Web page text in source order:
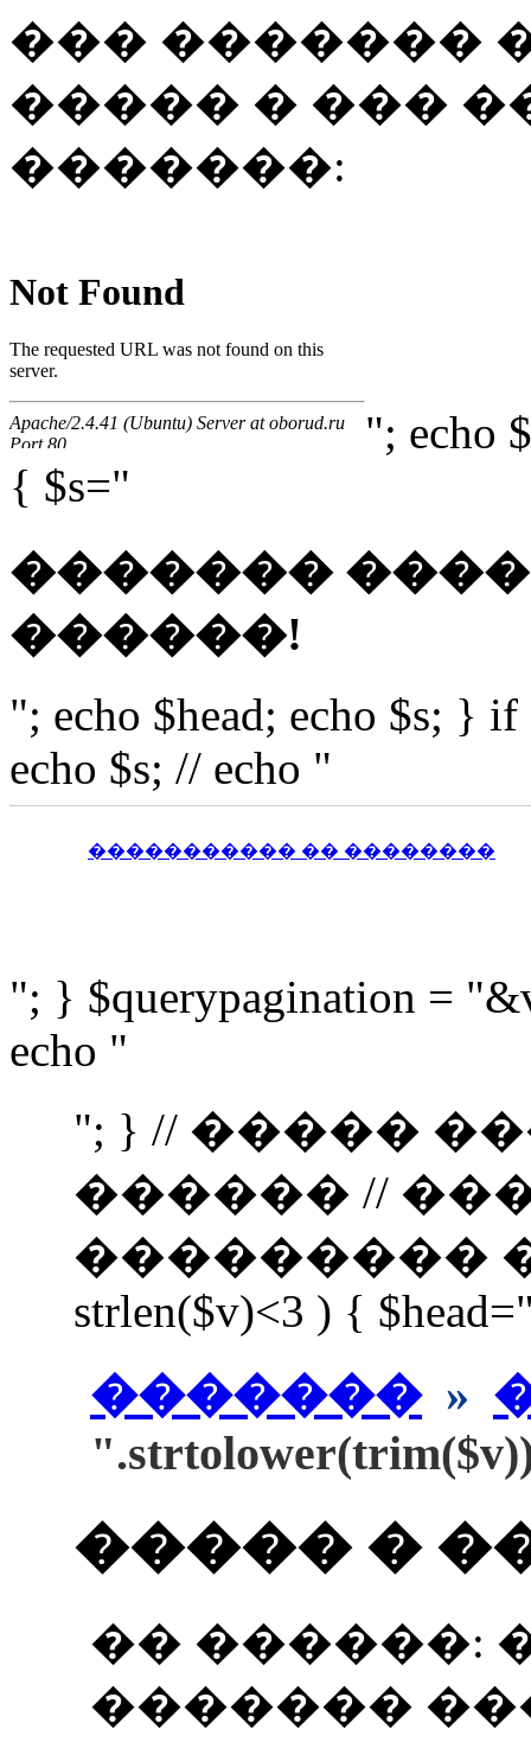
��� �������
����� � ���
�������:
"; echo
{ $s="
�������
������!
"; echo $head; echo $s; }
echo $s; // echo "
����������� �� ��������
"; } $querypagination =
echo "
"; } // �����
������ //
���������
strlen($v)<3 ) {
������� »
����� �
�� ������:
�������